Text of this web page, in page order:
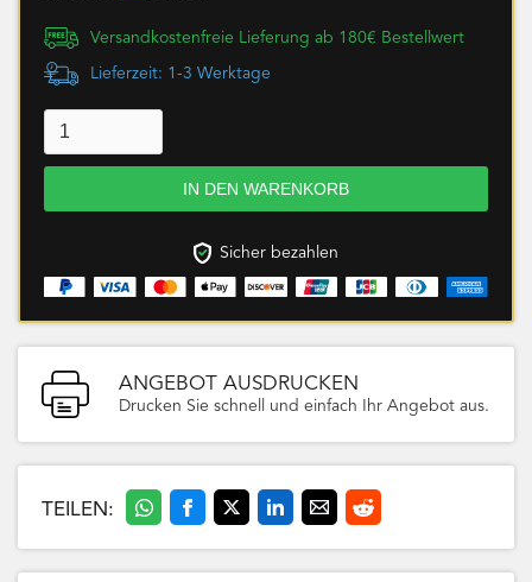
Versandkostenfreie Lieferung ab 180€ Bestellwert
Lieferzeit: 1-3 Werktage
Sicher bezahlen
ANGEBOT AUSDRUCKEN
Drucken Sie schnell und einfach Ihr Angebot aus.
TEILEN: